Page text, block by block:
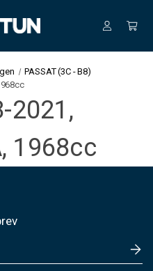
PASSAT (3C - B8)
2021,
1968cc